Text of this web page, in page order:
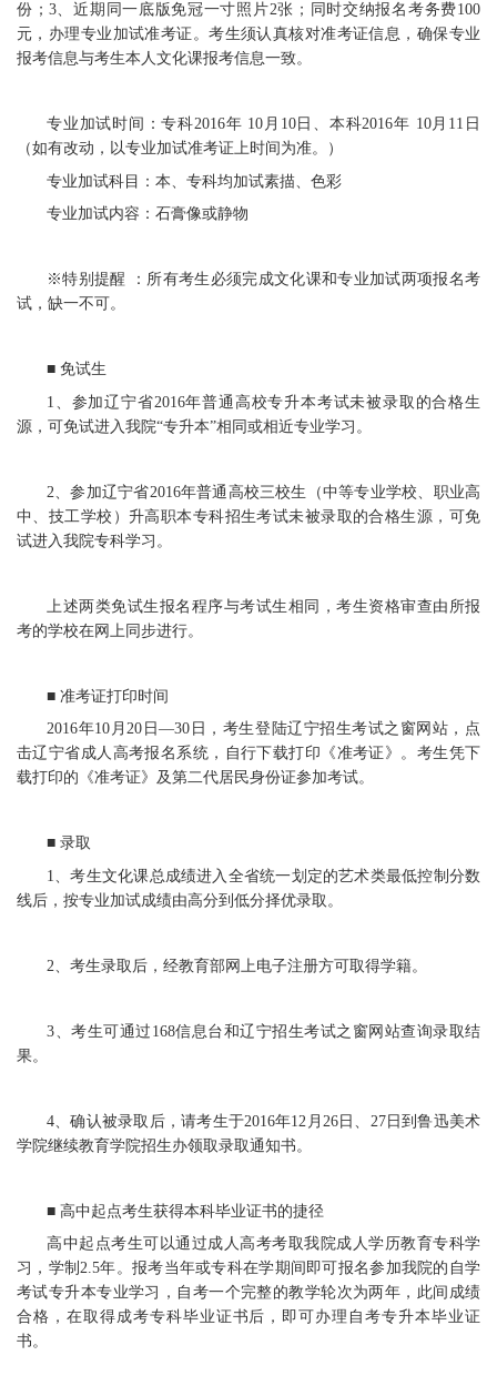
份；3、近期同一底版免冠一寸照片2张；同时交纳报名考务费100
元，办理专业加试准考证。考生须认真核对准考证信息，确保专业
报考信息与考生本人文化课报考信息一致。
专业加试时间：专科2016年 10月10日、本科2016年 10月11日
（如有改动，以专业加试准考证上时间为准。）
专业加试科目：本、专科均加试素描、色彩
专业加试内容：石膏像或静物
※特别提醒 ：所有考生必须完成文化课和专业加试两项报名考
试，缺一不可。
■ 免试生
1、参加辽宁省2016年普通高校专升本考试未被录取的合格生
源，可免试进入我院“专升本”相同或相近专业学习。
2、参加辽宁省2016年普通高校三校生（中等专业学校、职业高
中、技工学校）升高职本专科招生考试未被录取的合格生源，可免
试进入我院专科学习。
上述两类免试生报名程序与考试生相同，考生资格审查由所报
考的学校在网上同步进行。
■ 准考证打印时间
2016年10月20日—30日，考生登陆辽宁招生考试之窗网站，点
击辽宁省成人高考报名系统，自行下载打印《准考证》。考生凭下
载打印的《准考证》及第二代居民身份证参加考试。
■ 录取
1、考生文化课总成绩进入全省统一划定的艺术类最低控制分数
线后，按专业加试成绩由高分到低分择优录取。
2、考生录取后，经教育部网上电子注册方可取得学籍。
3、考生可通过168信息台和辽宁招生考试之窗网站查询录取结
果。
4、确认被录取后，请考生于2016年12月26日、27日到鲁迅美术
学院继续教育学院招生办领取录取通知书。
■ 高中起点考生获得本科毕业证书的捷径
高中起点考生可以通过成人高考考取我院成人学历教育专科学
习，学制2.5年。报考当年或专科在学期间即可报名参加我院的自学
考试专升本专业学习，自考一个完整的教学轮次为两年，此间成绩
合格，在取得成考专科毕业证书后，即可办理自考专升本毕业证
书。